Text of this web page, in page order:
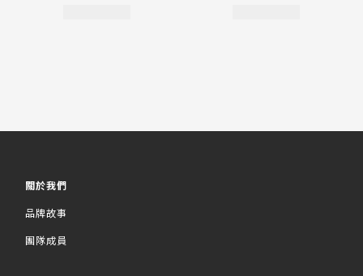
關於我們
品牌故事
團隊成員